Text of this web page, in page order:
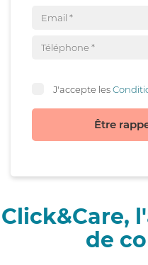
J'accepte les
Être
Click&Care,
de